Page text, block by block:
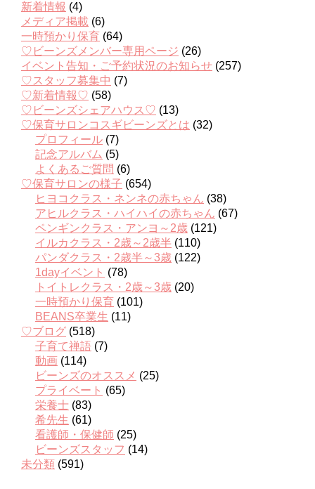
新着情報 (4)
メディア掲載 (6)
一時預かり保育 (64)
♡ビーンズメンバー専用ページ (26)
イベント告知・ご予約状況のお知らせ (257)
♡スタッフ募集中 (7)
♡新着情報♡ (58)
♡ビーンズシェアハウス♡ (13)
♡保育サロンコスギビーンズとは (32)
プロフィール (7)
記念アルバム (5)
よくあるご質問 (6)
♡保育サロンの様子 (654)
ヒヨコクラス・ネンネの赤ちゃん (38)
アヒルクラス・ハイハイの赤ちゃん (67)
ペンギンクラス・アンヨ～2歳 (121)
イルカクラス・2歳～2歳半 (110)
パンダクラス・2歳半～3歳 (122)
1dayイベント (78)
トイトレクラス・2歳～3歳 (20)
一時預かり保育 (101)
BEANS卒業生 (11)
♡ブログ (518)
子育て禅語 (7)
動画 (114)
ビーンズのオススメ (25)
プライベート (65)
栄養士 (83)
希先生 (61)
看護師・保健師 (25)
ビーンズスタッフ (14)
未分類 (591)